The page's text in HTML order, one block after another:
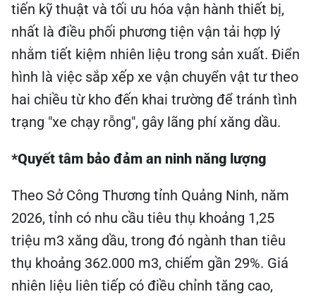
tiến kỹ thuật và tối ưu hóa vận hành thiết bị,
nhất là điều phối phương tiện vận tải hợp lý
nhằm tiết kiệm nhiên liệu trong sản xuất. Điển
hình là việc sắp xếp xe vận chuyển vật tư theo
hai chiều từ kho đến khai trường để tránh tình
trạng "xe chạy rỗng", gây lãng phí xăng dầu.
*Quyết tâm bảo đảm an ninh năng lượng
Theo Sở Công Thương tỉnh Quảng Ninh, năm
2026, tỉnh có nhu cầu tiêu thụ khoảng 1,25
triệu m3 xăng dầu, trong đó ngành than tiêu
thụ khoảng 362.000 m3, chiếm gần 29%. Giá
nhiên liệu liên tiếp có điều chỉnh tăng cao,